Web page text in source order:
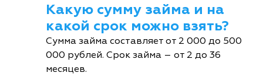
Какую сумму займа и на
какой срок можно взять?
Сумма займа составляет от 2 000 до 500
000 рублей. Срок займа – от 2 до 36
месяцев.